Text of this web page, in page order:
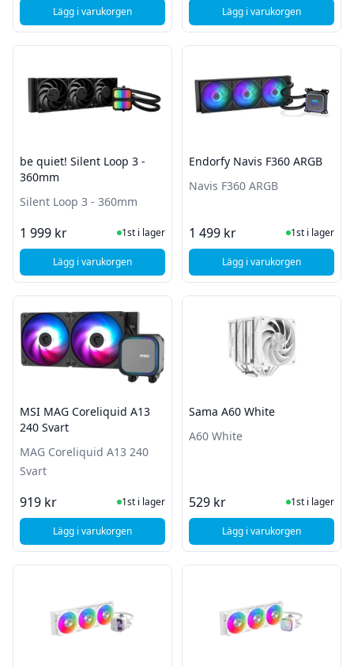
Lägg i varukorgen, Sama X30 100mm PWM Fan - SvartLägg i varukorgen, Sama A60L ARGB -
be quiet! Silent Loop 3 -
360mm
Silent Loop 3 - 360mm
1 999 kr I Lager
1st i lager
Lägg i varukorgen, be quiet! Silent Loop 3 - 360mm
Endorfy Navis F360 ARGB
Navis F360 ARGB
1 499 kr I Lager
1st i lager
Lägg i varukorgen, Endorfy Navis F360
MSI MAG Coreliquid A13
240 Svart
MAG Coreliquid A13 240
Svart
919 kr I Lager
1st i lager
Lägg i varukorgen, MSI MAG Coreliquid A13 240 Svart
Sama A60 White
A60 White
529 kr I Lager
1st i lager
Lägg i varukorgen
, Sama A60 White